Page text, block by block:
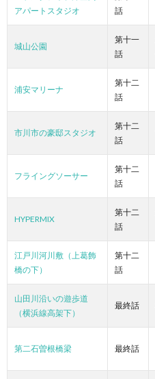
アパートスタジオ
話
城山公園
第十一
話
浦安マリーナ
第十二
話
市川市の豪邸スタジオ
第十二
話
フライングソーサー
第十二
話
HYPERMIX
第十二
話
江戸川河川敷（上葛飾
橋の下）
第十二
話
山田川沿いの遊歩道
（横浜線高架下）
最終話
第二石曽根橋梁 最終話